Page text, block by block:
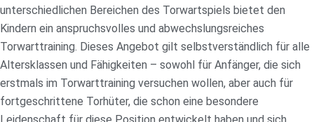
unterschiedlichen Bereichen des Torwartspiels bietet den
Kindern ein anspruchsvolles und abwechslungsreiches
Torwarttraining. Dieses Angebot gilt selbstverständlich für alle
Altersklassen und Fähigkeiten – sowohl für Anfänger, die sich
erstmals im Torwarttraining versuchen wollen, aber auch für
fortgeschrittene Torhüter, die schon eine besondere